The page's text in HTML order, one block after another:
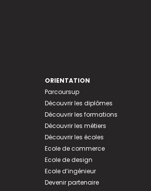
ORIENTATION
Parcoursup
Découvrir les diplômes
Découvrir les formations
Découvrir les métiers
Découvrir les écoles
Ecole de commerce
Ecole de design
Ecole d’ingénieur
Devenir partenaire